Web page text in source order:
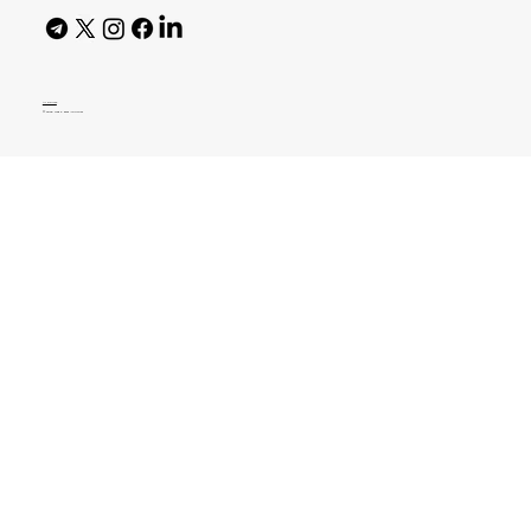
AI Policy
© 2026 High Bar Journal